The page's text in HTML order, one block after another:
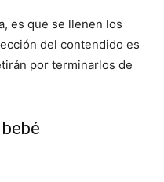
es que se llenen los
del contendido es
por terminarlos de